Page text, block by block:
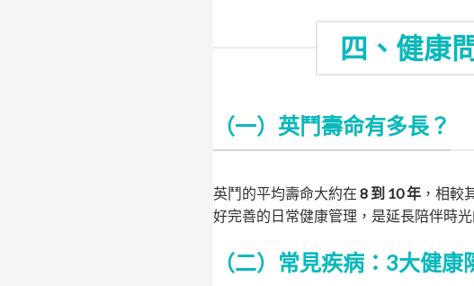
四、健康
（一）英鬥壽命有多長？
英鬥的平均壽命大約在 8 到 10 年 ，相較
好完善的日常健康管理，是延長陪伴時光
（二）常見疾病：3大健康